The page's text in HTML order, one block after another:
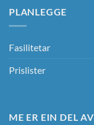
PLANLEGGE
Fasilitetar
Prislister
ME ER EIN DEL AV